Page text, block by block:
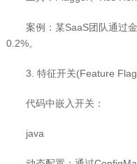
案例：某SaaS团队通过
0.2%。
3. 特征开关(Feature
代码中嵌入开关：
java